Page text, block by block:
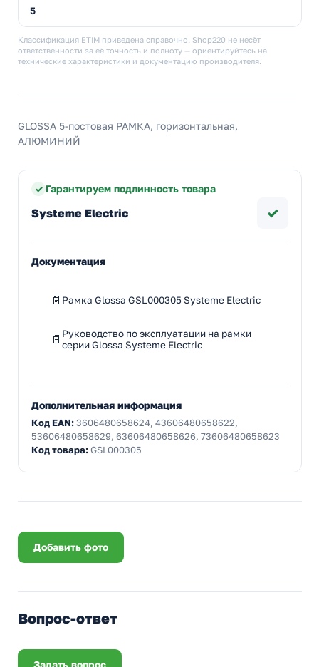
5
Классификация ETIM приведена справочно. Shop220 не несёт
ответственности за её точность и полноту — ориентируйтесь на
технические характеристики и документацию производителя.
GLOSSA 5-постовая РАМКА, горизонтальная,
АЛЮМИНИЙ
Гарантируем подлинность товара
Systeme Electric ✓
Документация
Рамка Glossa GSL000305 Systeme Electric
Руководство по эксплуатации на рамки
серии Glossa Systeme Electric
Дополнительная информация
Код EAN:3606480658624, 43606480658622,
53606480658629, 63606480658626, 73606480658623
Код товара:GSL000305
Добавить фото
Вопрос-ответ